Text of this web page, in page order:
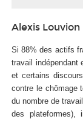
Alexis Louvion
Si 88% des actifs
travail indépendant
et certains
contre le chômage
du nombre de
des plateformes),